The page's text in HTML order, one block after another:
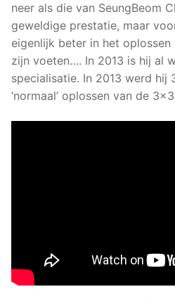
neer als die van SeungBeom
geweldige prestatie, maar
eigenlijk beter in het
zijn voeten…. In 2013 is hij al
specialisatie. In 2013 werd hij
‘normaal’ oplossen van de